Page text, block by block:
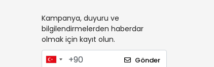
Kampanya, duyuru ve
bilgilendirmelerden haberdar
olmak için kayıt olun.
Gönder